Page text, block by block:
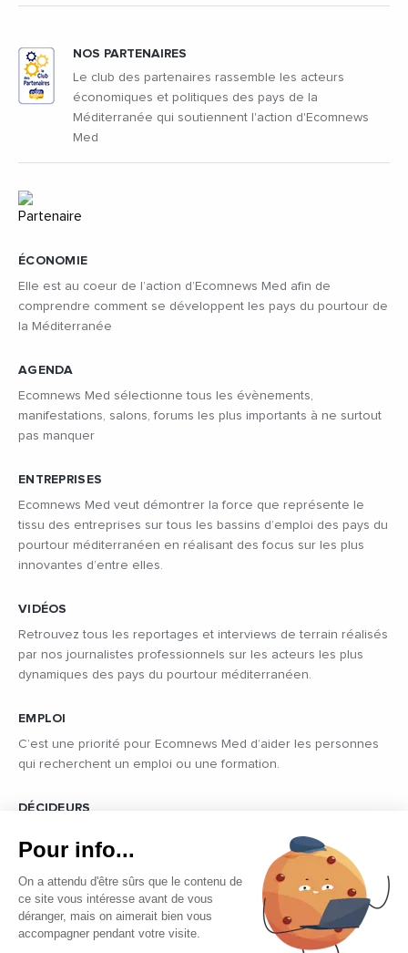
ÉCONOMIE
Elle est au coeur de l’action d’Ecomnews Med afin de
comprendre comment se développent les pays du pourtour de
la Méditerranée
AGENDA
Ecomnews Med sélectionne tous les évènements,
manifestations, salons, forums les plus importants à ne surtout
pas manquer
ENTREPRISES
Ecomnews Med veut démontrer la force que représente le
tissu des entreprises sur tous les bassins d’emploi des pays du
pourtour méditerranéen en réalisant des focus sur les plus
innovantes d’entre elles.
VIDÉOS
Retrouvez tous les reportages et interviews de terrain réalisés
par nos journalistes professionnels sur les acteurs les plus
dynamiques des pays du pourtour méditerranéen.
EMPLOI
C’est une priorité pour Ecomnews Med d’aider les personnes
qui recherchent un emploi ou une formation.
DÉCIDEURS
politique des pays du pourtour de la Méditerranée.
NOS PARTENAIRES
Le club des partenaires rassemble les acteurs
économiques et politiques des pays de la
Méditerranée qui soutiennent l'action d'Ecomnews
Med
Pour info...
On a attendu d'être sûrs que le contenu de
ce site vous intéresse avant de vous
déranger, mais on aimerait bien vous
accompagner pendant votre visite.